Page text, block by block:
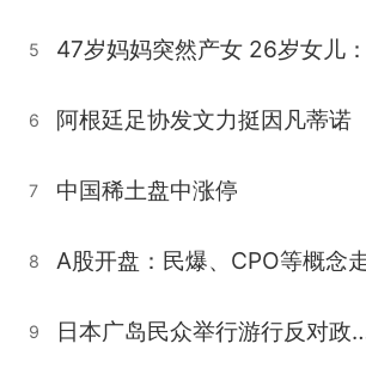
5
6 阿根廷足协发文力挺因凡蒂诺
7 中国稀土盘中涨停
8
9 日本广岛民众举行